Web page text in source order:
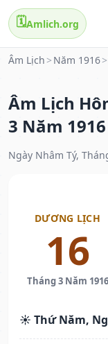
🗓️Amlich.org
Âm Lịch > Năm 1916>
Âm Lịch
3 Năm 1916
Ngày Nhâm Tý,
DƯƠNG LỊCH
16
Tháng 3 Năm 1916
☀️ Thứ Năm,